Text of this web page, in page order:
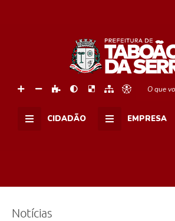
O que
CIDADÃO EMPRESA
Notícias